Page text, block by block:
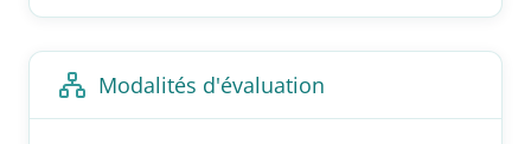
Modalités d'évaluation